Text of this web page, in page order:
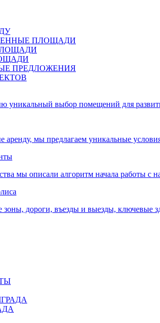
ПЛОЩАДИ
ПРЕДЛОЖЕНИЯ
уникальный выбор помещений для
аренду, мы предлагаем уникальные
мы описали алгоритм начала работы с
дороги, въезды и выезды, ключевые